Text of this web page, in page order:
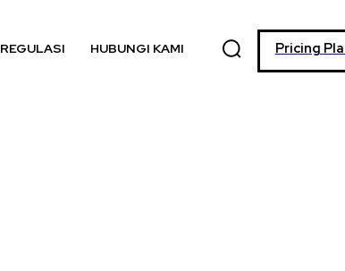
REGULASI HUBUNGI KAMI Pricing